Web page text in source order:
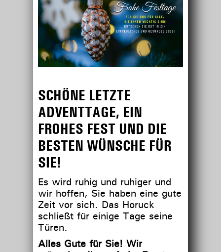
SCHÖNE LETZTE
ADVENTTAGE, EIN
FROHES FEST UND DIE
BESTEN WÜNSCHE FÜR
SIE!
Es wird ruhig und ruhiger und
wir hoffen, Sie haben eine gute
Zeit vor sich. Das Horuck
schließt für einige Tage seine
Türen.
Alles Gute für Sie! Wir